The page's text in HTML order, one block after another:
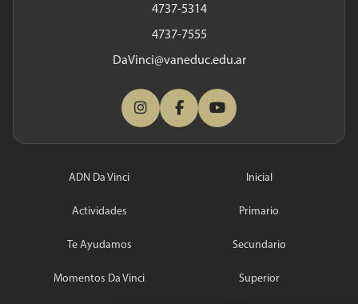
4737-5314
4737-7555
DaVinci@vaneduc.edu.ar
ADN Da Vinci Inicial
Actividades Primario
Te Ayudamos Secundario
Momentos Da Vinci Superior